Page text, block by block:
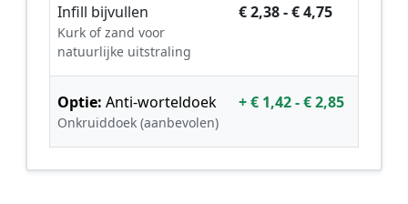
Infill bijvullen
Kurk of zand voor
natuurlijke uitstraling
€ 2,38 - € 4,75
Optie: Anti-worteldoek
Onkruiddoek (aanbevolen)
+ € 1,42 - € 2,85